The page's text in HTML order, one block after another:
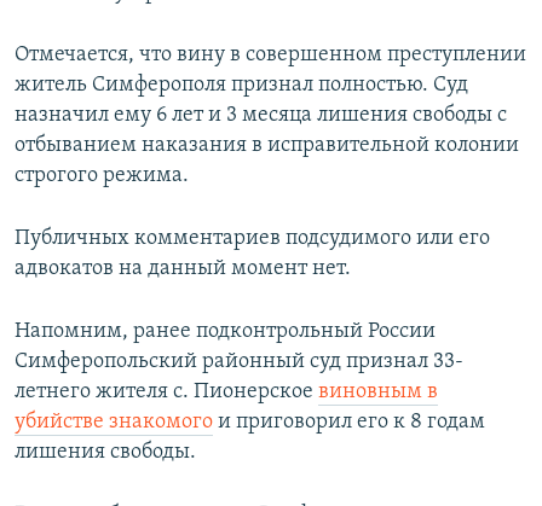
Отмечается, что вину в совершенном преступлении
житель Симферополя признал полностью. Суд
назначил ему 6 лет и 3 месяца лишения свободы с
отбыванием наказания в исправительной колонии
строгого режима.
Публичных комментариев подсудимого или его
адвокатов на данный момент нет.
Напомним, ранее подконтрольный России
Симферопольский районный суд признал 33-
летнего жителя с. Пионерское виновным в
убийстве знакомого и приговорил его к 8 годам
лишения свободы.